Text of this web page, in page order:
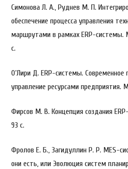
Симонова Л. А., Руднев М. П.
обеспечение процесса управления
маршрутами в рамках ERP-системы.
с.
О’Лири Д. ERP-системы. Современное
управление ресурсами предприятия.
Фирсов М. В. Концепция создания
93 с.
Фролов Е. Б., Загидуллин Р. Р. MES-
они есть, или Эволюция систем